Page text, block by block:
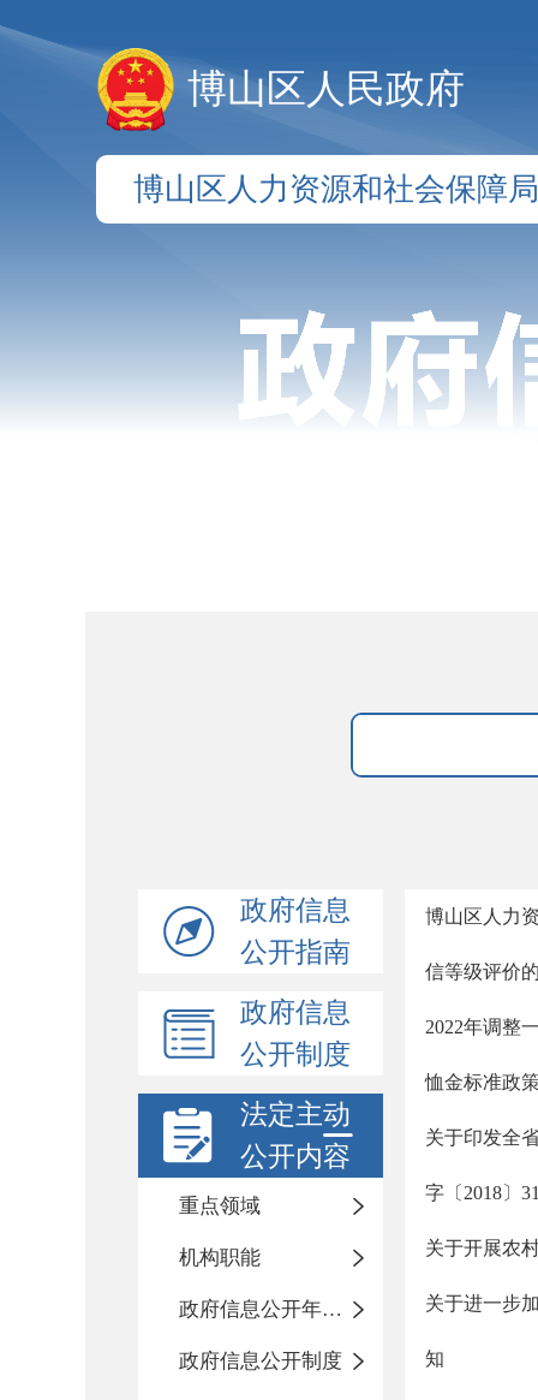
博山区人民政府
博山区人力资源和社会保障局
政府信息
公开指南
政府信息
公开制度
法定主动
公开内容
重点领域
机构职能
政府信息公开年度报告
政府信息公开制度
博山区人力
信等级评价
2022年调整
恤金标准政
关于印发全
字〔2018〕
关于开展农
关于进一步
知